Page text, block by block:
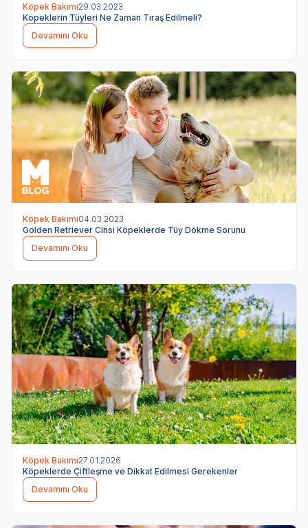
Köpek Bakımı29.03.2023
Köpeklerin Tüyleri Ne Zaman Tıraş Edilmeli?
Devamını Oku
Köpek Bakımı04.03.2023
Golden Retriever Cinsi Köpeklerde Tüy Dökme Sorunu
Devamını Oku
Köpek Bakımı27.01.2026
Köpeklerde Çiftleşme ve Dikkat Edilmesi Gerekenler
Devamını Oku